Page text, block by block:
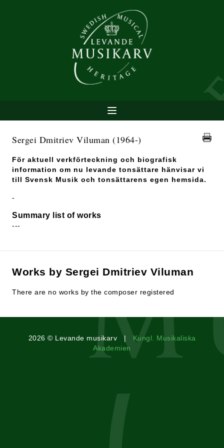
Sergei Dmitriev Viluman (1964-)
För aktuell verkförteckning och biografisk
information om nu levande tonsättare hänvisar vi
till Svensk Musik och tonsättarens egen hemsida.
-
Summary list of works
---
Works by Sergei Dmitriev Viluman
There are no works by the composer registered
2026 © Levande musikarv | Kungl. Musikaliska
Akademien